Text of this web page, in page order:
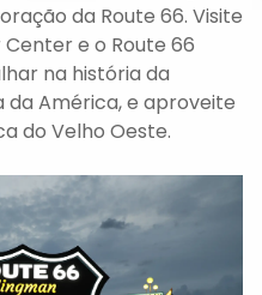
da Route 66. Visite
e o Route 66
na história da
América, e aproveite
do Velho Oeste.